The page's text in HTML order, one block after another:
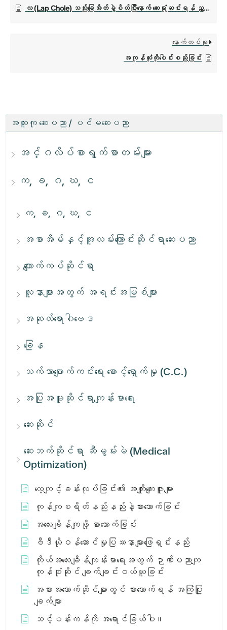
အထူးကု ဆေးပညာ / ပင်မဆေးပညာ
အင်္ဂလိပ်စာရွက်စာတမ်းများ
က, ခ, ဂ, ဃ, င
က, ခ, ဂ, ဃ, င
အစာအိမ်နှင့်အူလမ်းကြောင်းဆိုင်ရာဆေးပညာ
ကျောက်ကပ်ဆိုင်ရာ
လူနာများအတွက် အရင်းအမြစ်များ
အဆုတ်ရောဂါဗေဒ
ခြေန
သက်သာပျောက်ကင်းရေး စောင့်ရှောက်မှု (C.C.)
အပြုအမူဆိုင်ရာကျန်းမာရေး
ဆေးဆိုင်
ဆေးဘက်ဆိုင်ရာ ဆီမွမ်းမဲ (Medical
Optimization)
လေ့ကျင့်ခန်းလုပ်ခြင်း၏ အကျိုးကျေးဇူးများ
ကုန်ကျစရိတ်နည်းနည်းနဲ့စားသောက်ခြင်း
အလေးချိန်ကျဖို့ စားသောက်ခြင်း
ဗီဒီယိုဝန်ဆောင်မှုပြဿနာများဖြေရှင်းနည်း
ကိုယ်အလေးချိန်ကျန်းမာရေးအတွက် ဉာဏ်ပညာကျ
ကုန်စုံဆိုင် ချက်ချင်းဝယ်ယူခြင်း
အစားအသောက်ဆိုင်များတွင် စားသောက်ရန် အကြံပြု
ချက်များ
သင့်ပန်းကန်ကို အရောင်ခြယ်ပါ။
လ (Lap Chole) သည်းခြေအိတ်ခွဲစိတ်ပြီးနောက် ဆေးရုံဆင်းရန် ညွှန်ကြားချက်များ
နောက်တစ်ခု
အကုန်လုံးကိုပေါင်းစည်းခြင်း